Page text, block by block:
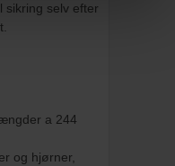
sikring selv efter
a 244
og hjørner,